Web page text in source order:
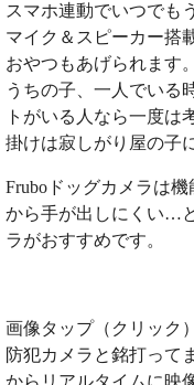
スマホ連動でいつでも
マイク＆スピーカー搭
おやつもあげられます。
うちの子、一人でいる
トがいる人なら一度は
掛けは寂しがり屋の子
Fruboドッグカメラは
から手が出しにくい…
ラがおすすめです。
画像タップ（クリック
防犯カメラと銘打って